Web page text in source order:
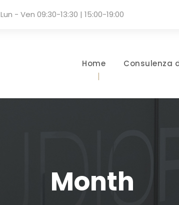
Lun - Ven 09:30-13:30 | 15:00-19:00
Home Consulenza
Month